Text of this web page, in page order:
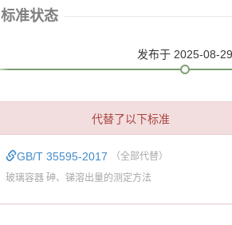
标准状态
发布于 2025-08-29
代替了以下标准
GB/T 35595-2017 （全部代替）
玻璃容器 砷、锑溶出量的测定方法